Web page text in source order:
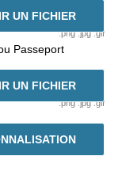
UN FICHIER
.png .jpg .gif
Passeport
UN FICHIER
.png .jpg .gif